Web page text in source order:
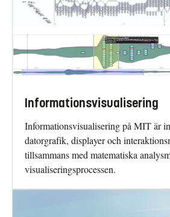
Informationsvisualisering
Informationsvisualisering på MIT är
datorgrafik, displayer och
tillsammans med matematiska
visualiseringsprocessen.